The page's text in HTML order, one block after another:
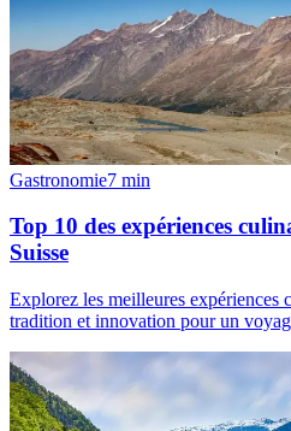
Gastronomie7 min
Top 10 des expériences
Suisse
Explorez les meilleures expériences
tradition et innovation pour un